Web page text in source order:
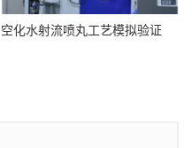
空化水射流喷丸工艺模拟验证